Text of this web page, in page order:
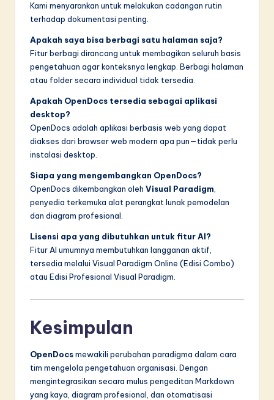
Kami menyarankan untuk melakukan cadangan rutin
terhadap dokumentasi penting.
Apakah saya bisa berbagi satu halaman saja?
Fitur berbagi dirancang untuk membagikan seluruh basis
pengetahuan agar konteksnya lengkap. Berbagi halaman
atau folder secara individual tidak tersedia.
Apakah OpenDocs tersedia sebagai aplikasi
desktop?
OpenDocs adalah aplikasi berbasis web yang dapat
diakses dari browser web modern apa pun—tidak perlu
instalasi desktop.
Siapa yang mengembangkan OpenDocs?
OpenDocs dikembangkan oleh Visual Paradigm,
penyedia terkemuka alat perangkat lunak pemodelan
dan diagram profesional.
Lisensi apa yang dibutuhkan untuk fitur AI?
Fitur AI umumnya membutuhkan langganan aktif,
tersedia melalui Visual Paradigm Online (Edisi Combo)
atau Edisi Profesional Visual Paradigm.
Kesimpulan
OpenDocsmewakili perubahan paradigma dalam cara
tim mengelola pengetahuan organisasi. Dengan
mengintegrasikan secara mulus pengeditan Markdown
yang kaya, diagram profesional, dan otomatisasi